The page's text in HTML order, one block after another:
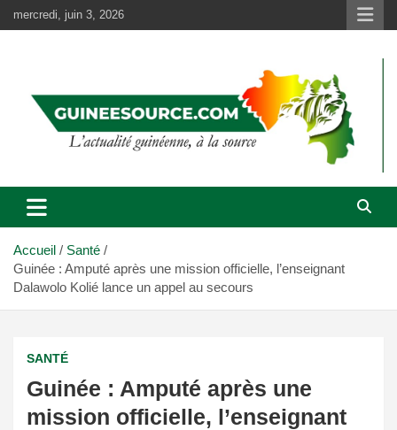
au
mercredi, juin 3, 2026
Accueil
Santé
Guinée : Amputé après une mission officielle, l’enseignant
Dalawolo Kolié lance un appel au secours
SANTÉ
Guinée : Amputé après une
mission officielle, l’enseignant